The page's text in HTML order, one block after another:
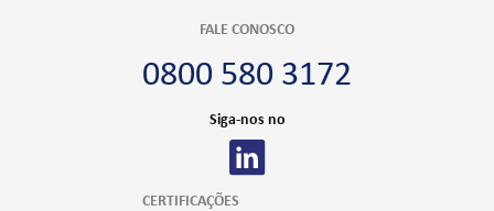
FALE CONOSCO
0800 580 3172
Siga-nos no
CERTIFICAÇÕES